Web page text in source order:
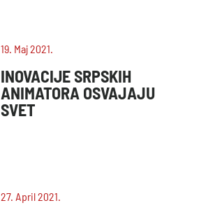
19. Maj 2021.
INOVACIJE SRPSKIH
ANIMATORA OSVAJAJU
SVET
27. April 2021.